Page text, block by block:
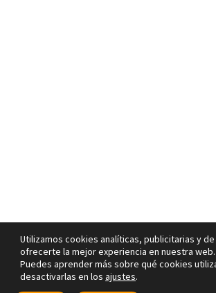
Utilizamos cookies analíticas, publicitarias y
ofrecerte la mejor experiencia en nuestra web.
Puedes aprender más sobre qué cookies
desactivarlas en los ajustes.